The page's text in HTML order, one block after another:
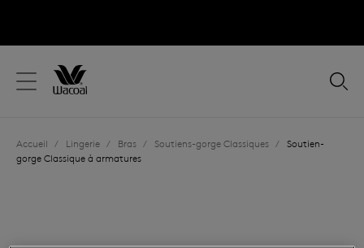
Fermer
Votre pays
Langue
Accueil / Lingerie / Bras / Soutiens-gorge Classiques / Soutien-
gorge Classique à armatures